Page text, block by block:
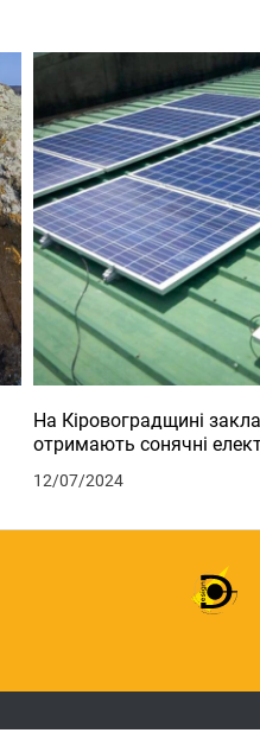
На Кіровоградщині
отримають сонячні
12/07/2024